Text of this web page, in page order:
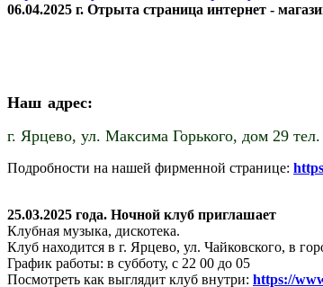
06.04.2025 г. Отрыта страница интернет -
Наш адрес:
г. Ярцево, ул. Максима Горького, дом 29
Подробности на нашей фирменной странице:
25.03.2025 года. Ночной клуб приглашает
Клубная музыка, дискотека.
Клуб находится в г. Ярцево, ул. Чайковского, в
График работы: в субботу, с 22 00 до 05
Посмотреть как выглядит клуб внутри: https://